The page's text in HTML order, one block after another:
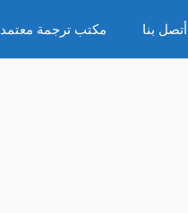
أتصل بنا مكتب ترجمة معتمد